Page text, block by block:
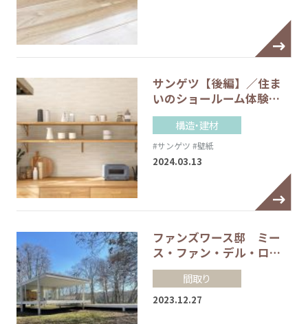
サンゲツ【後編】／住ま
いのショールーム体験…
構造・建材
#サンゲツ #壁紙
2024.03.13
ファンズワース邸 ミー
ス・ファン・デル・ロ…
間取り
2023.12.27